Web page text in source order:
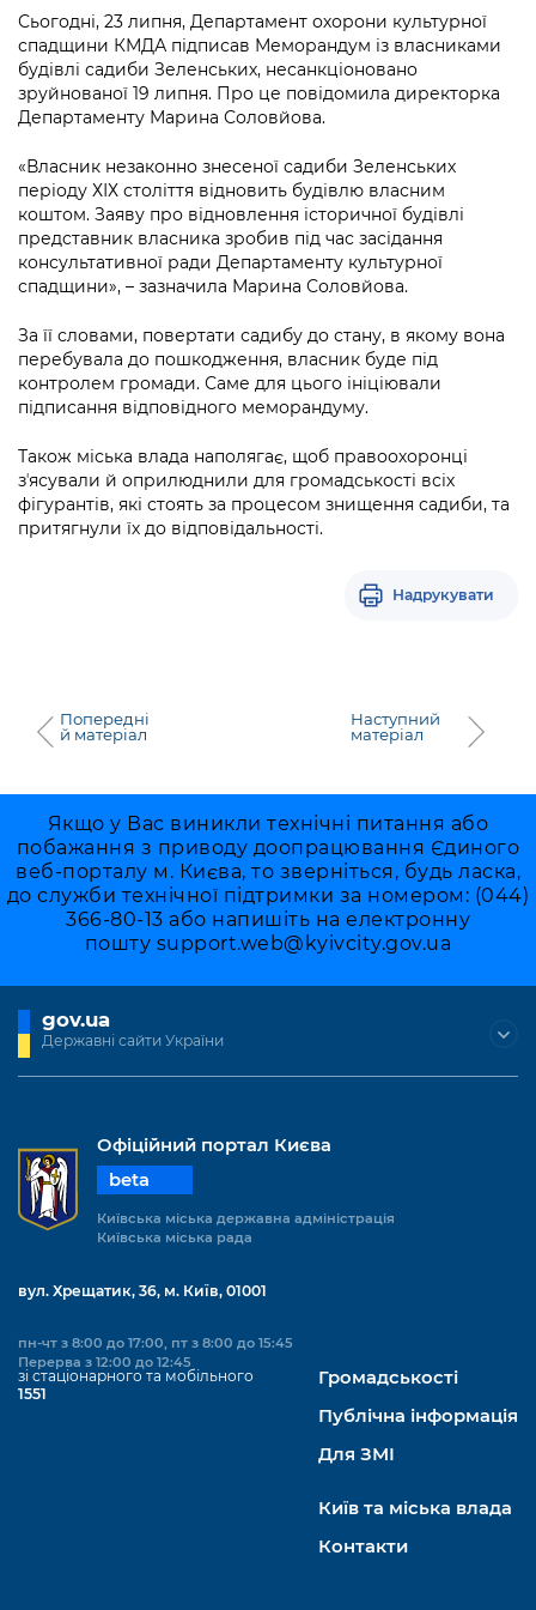
Рішення та розпорядження
Проєкти розпоряджень, що
перебувають на погодженні КМВА
Контактна інформація
Графік роботи та прийому громадян
Вакансії
Статистика
Звернення громадян
Регуляторна діяльність
Промисловість і наука Києва
Підприємства, установи, організації
Безбар'єрність
Київська міська військова адміністрація
Освіта та навчальні заклади
Дороги, транспорт та парковки
Навколишнє середовище міста
Містобудування та земельні ділянки
Культура, спорт, дозвілля
Бізнес та ліцензування
Безпека та правопорядок
Ритуальні послуги
Іноземцям / For foreigners
Пам'ятки культурної спадщини
Міський застосунок Київ Цифровий
Громадська експертиза
Громадський бюджет
Консультації з громадськістю
Громадська рада
Петиції
Відкритий бюджет
Контактний центр
Допомога учасникам АТО
Рада з питань внутрішньо переміщених
осіб при Київській міській військовій
адміністрації
«Ініціатива «Партнерство «Відкритий
Інформація з обмеженим доступом
Подати запит онлайн
Проекти нормативно-правових та
інших актів
Нормативна база
Питання і відповіді про публічну
Порядок оскарження рішень, дій чи
бездіяльності розпорядників інформації
публічну інформацію
Інформація для споживачів
Медіагалерея
Підписатися на новини та анонси від
КМДА / Subscribe to announcements
from the KCSA
Порядок акредитації медіа /
Accreditation process
Подати журналістський запит /
Submitting a media request
Зйомки в лікарнях в умовах воєнного
стану / Rules for media coverage of
hospitals at work under martial law
media
Портал Послуг
Сьогодні, 23 липня, Департамент охорони культурної
спадщини КМДА підписав Меморандум із власниками
будівлі садиби Зеленських, несанкціоновано
зруйнованої 19 липня. Про це повідомила директорка
Департаменту Марина Соловйова.
«Власник незаконно знесеної садиби Зеленських
періоду ХІХ століття відновить будівлю власним
коштом. Заяву про відновлення історичної будівлі
представник власника зробив під час засідання
консультативної ради Департаменту культурної
спадщини», – зазначила Марина Соловйова.
За її словами, повертати садибу до стану, в якому вона
перебувала до пошкодження, власник буде під
контролем громади. Саме для цього ініціювали
підписання відповідного меморандуму.
Також міська влада наполягає, щоб правоохоронці
зʼясували й оприлюднили для громадськості всіх
фігурантів, які стоять за процесом знищення садиби, та
притягнули їх до відповідальності.
Надрукувати
Попередні
й матеріал
Наступний
матеріал
Якщо у Вас виникли технічні питання або
побажання з приводу доопрацювання Єдиного
веб-порталу м. Києва, то зверніться, будь ласка,
до служби технічної підтримки за номером: (044)
366-80-13 або напишіть на електронну
пошту support.web@kyivcity.gov.ua
gov.ua
Державні сайти України
Офіційний портал Києва
beta
Київська міська державна адміністрація
Київська міська рада
вул. Хрещатик, 36, м. Київ, 01001
пн-чт з 8:00 до 17:00, пт з 8:00 до 15:45
Перерва з 12:00 до 12:45
зі стаціонарного та мобільного
1551
Громадськості
Публічна інформація
Для ЗМІ
Київ та міська влада
Контакти